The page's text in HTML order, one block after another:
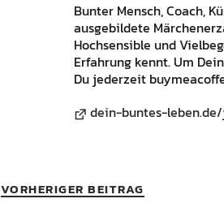
Bunter Mensch, Coach,
ausgebildete
Hochsensible und
Erfahrung kennt. Um
Du jederzeit
dein-buntes-
VORHERIGER BEITRAG